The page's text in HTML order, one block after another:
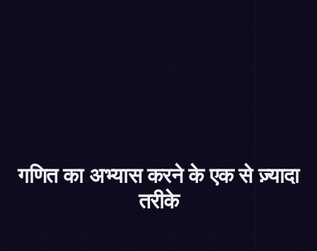
गणित का अभ्यास करने के एक से ज़्यादा
तरीके